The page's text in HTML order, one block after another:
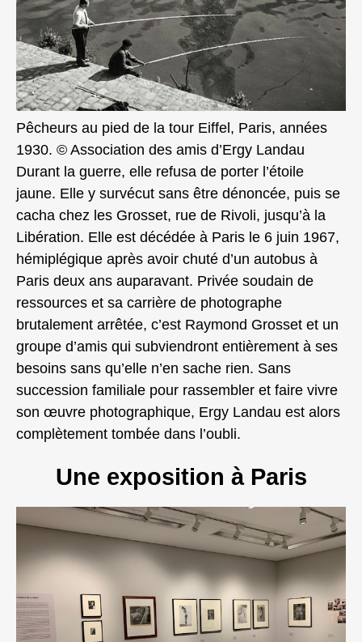
Pêcheurs au pied de la tour Eiffel, Paris, années
1930. © Association des amis d’Ergy Landau
Durant la guerre, elle refusa de porter l’étoile
jaune. Elle y survécut sans être dénoncée, puis se
cacha chez les Grosset, rue de Rivoli, jusqu’à la
Libération. Elle est décédée à Paris le 6 juin 1967,
hémiplégique après avoir chuté d’un autobus à
Paris deux ans auparavant. Privée soudain de
ressources et sa carrière de photographe
brutalement arrêtée, c’est Raymond Grosset et un
groupe d’amis qui subviendront entièrement à ses
besoins sans qu’elle n’en sache rien. Sans
succession familiale pour rassembler et faire vivre
son œuvre photographique, Ergy Landau est alors
complètement tombée dans l’oubli.
Une exposition à Paris